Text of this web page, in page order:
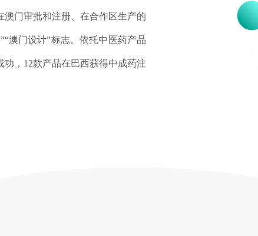
门审批和注册、在合作区生产的
澳门设计”标志。依托中医药产品
，12款产品在巴西获得中成药注